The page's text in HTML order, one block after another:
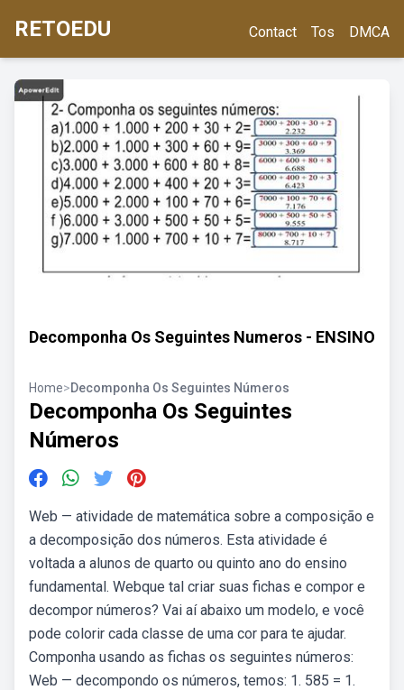
RETOEDU Contact Tos DMCA
Decomponha Os Seguintes Numeros - ENSINO
Home>Decomponha Os Seguintes Números
Decomponha Os Seguintes
Números
Web — atividade de matemática sobre a composição e
a decomposição dos números. Esta atividade é
voltada a alunos de quarto ou quinto ano do ensino
fundamental. Webque tal criar suas fichas e compor e
decompor números? Vai aí abaixo um modelo, e você
pode colorir cada classe de uma cor para te ajudar.
Componha usando as fichas os seguintes números:
Web — decompondo os números, temos: 1. 585 = 1.